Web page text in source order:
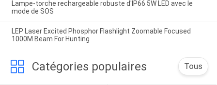
Lampe-torche rechargeable robuste d'IP66 5W LED avec le
mode de SOS
LEP Laser Excited Phosphor Flashlight Zoomable Focused
1000M Beam For Hunting
Catégories populaires Tous